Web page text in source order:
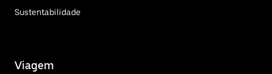
Sustentabilidade
Viagem